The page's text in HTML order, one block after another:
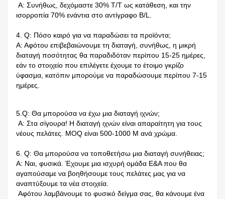
Α: Συνήθως, δεχόμαστε 30% T/T ως κατάθεση, και την
ισορροπία 70% ενάντια στο αντίγραφο B/L.
4. Q: Πόσο καιρό για να παραδώσει τα προϊόντα;
Α: Αφότου επιβεβαιώνουμε τη διαταγή, συνήθως, η μικρή
διαταγή ποσότητας θα παραδιδόταν περίπου 15-25 ημέρες,
εάν το στοιχείο που επιλέγετε έχουμε το έτοιμο γκρίζο
ύφασμα, κατόπιν μπορούμε να παραδώσουμε περίπου 7-15
ημέρες.
5.Q: Θα μπορούσα να έχω μια διαταγή ιχνών;
Α: Στα σίγουρα! Η διαταγή ιχνών είναι απαραίτητη για τους
νέους πελάτες. MOQ είναι 500-1000 Μ ανά χρώμα.
6. Q: Θα μπορούσα να τοποθετήσω μια διαταγή συνήθειας;
Α: Ναι, φυσικά. Έχουμε μια ισχυρή ομάδα Ε&Α που θα
αγαπούσαμε να βοηθήσουμε τους πελάτες μας για να
αναπτύξουμε τα νέα στοιχεία.
Αφότου λαμβάνουμε το φυσικό δείγμα σας, θα κάνουμε ένα